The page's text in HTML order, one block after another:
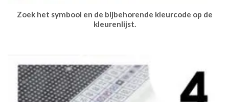
Zoek het symbool en de bijbehorende kleurcode op de
kleurenlijst.